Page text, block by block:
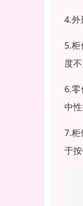
4.外
5.
度
6.
中
7.柜
于